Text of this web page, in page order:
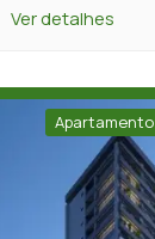
Ver detalhes
Apartamento